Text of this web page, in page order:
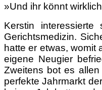
»Und ihr könnt
Kerstin interessierte
Gerichtsmedizin.
hatte er etwas, womit
eigene Neugier
Zweitens bot es
perfekte Jahrmarkt